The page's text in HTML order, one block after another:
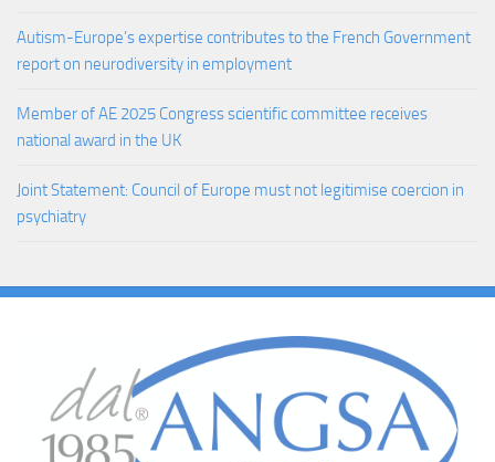
Autism-Europe’s expertise contributes to the French Government
report on neurodiversity in employment
Member of AE 2025 Congress scientific committee receives
national award in the UK
Joint Statement: Council of Europe must not legitimise coercion in
psychiatry